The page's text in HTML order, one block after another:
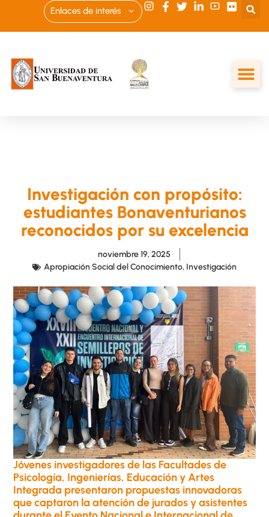
Enlaces de interés
Investigación con propósito:
estudiantes Bonaventurianos
reconocidos por su excelencia
noviembre 19, 2025
Apropiación Social del Conocimiento, Investigación
Jóvenes investigadores de las Facultades de
Psicología, Ingenierías, Educación y Artes
Integrada presentaron propuestas innovadoras
que captaron la atención de jurados y asistentes